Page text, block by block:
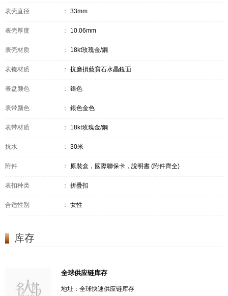
表壳直径 ： 33mm
表壳厚度 ： 10.06mm
表壳材质 ： 18kt玫瑰金/鋼
表镜材质 ： 抗磨損藍寶石水晶鏡面
表盘颜色 ： 銀色
表带颜色 ： 銀色金色
表带材质 ： 18kt玫瑰金/鋼
抗水 ： 30米
附件 ： 原裝盒，國際聯保卡，說明書 (附件齊全)
表扣种类 ： 折疊扣
合适性别 ： 女性
库存
全球供应链库存
地址：全球快速供应链库存